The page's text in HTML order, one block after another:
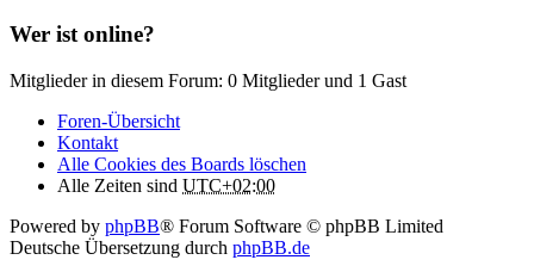
Wer ist online?
Mitglieder in diesem Forum: 0 Mitglieder und 1 Gast
Foren-Übersicht
Kontakt
Alle Cookies des Boards löschen
Alle Zeiten sind UTC+02:00
Powered by phpBB® Forum Software © phpBB Limited
Deutsche Übersetzung durch phpBB.de